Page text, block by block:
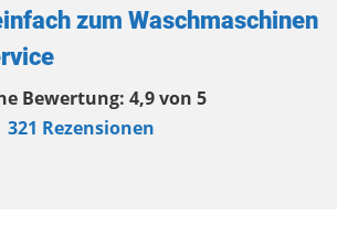
zum Waschmaschinen
Bewertung: 4,9 von 5
321 Rezensionen